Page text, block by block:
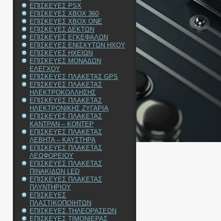
ΕΠΙΣΚΕΥΕΣ PSX
ΕΠΙΣΚΕΥΕΣ XBOX 360
ΕΠΙΣΚΕΥΕΣ XBOX ONE
ΕΠΙΣΚΕΥΕΣ ΔΕΚΤΩΝ
ΕΠΙΣΚΕΥΕΣ ΕΓΚΕΦΑΛΩΝ
ΕΠΙΣΚΕΥΕΣ ΕΝΙΣΧΥΤΩΝ ΗΧΟΥ
ΕΠΙΣΚΕΥΕΣ ΗΧΕΙΩΝ
ΕΠΙΣΚΕΥΕΣ ΜΟΝΑΔΩΝ
ΕΛΕΓΧΟΥ
ΕΠΙΣΚΕΥΕΣ ΠΛΑΚΕΤΑΣ GPS
ΕΠΙΣΚΕΥΕΣ ΠΛΑΚΕΤΑΣ
ΗΛΕΚΤΡΟΚΟΛΛΗΣΗΣ
ΕΠΙΣΚΕΥΕΣ ΠΛΑΚΕΤΑΣ
ΗΛΕΚΤΡΟΝΙΚΗΣ ΖΥΓΑΡΙΑ
ΕΠΙΣΚΕΥΕΣ ΠΛΑΚΕΤΑΣ
ΚΑΝΤΡΑΝ – ΚΟΝΤΕΡ
ΕΠΙΣΚΕΥΕΣ ΠΛΑΚΕΤΑΣ
ΛΕΒΗΤΑ – ΚΑΥΣΤΗΡΑ
ΕΠΙΣΚΕΥΕΣ ΠΛΑΚΕΤΑΣ
ΛΕΩΦΟΡΕΙΟΥ
ΕΠΙΣΚΕΥΕΣ ΠΛΑΚΕΤΑΣ
ΠΙΝΑΚΙΔΩΝ LED
ΕΠΙΣΚΕΥΕΣ ΠΛΑΚΕΤΑΣ
ΠΛΥΝΤΗΡΙΟΥ
ΕΠΙΣΚΕΥΕΣ
ΠΛΑΣΤΙΚΟΠΟΙΗΤΩΝ
ΕΠΙΣΚΕΥΕΣ ΤΗΛΕΟΡΑΣΕΩΝ
ΕΠΙΣΚΕΥΕΣ ΤΙΜΟΝΙΕΡΑΣ